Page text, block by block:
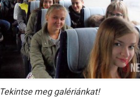
Tekintse meg galériánkat!